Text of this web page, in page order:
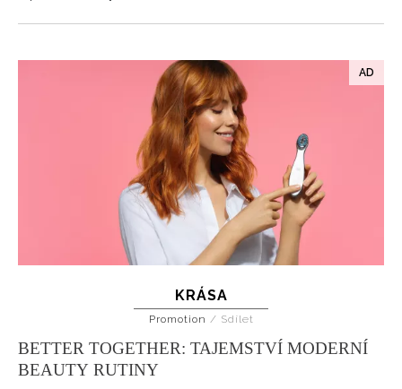
KRÁSA
Promotion / Sdílet
BETTER TOGETHER: TAJEMSTVÍ MODERNÍ
BEAUTY RUTINY